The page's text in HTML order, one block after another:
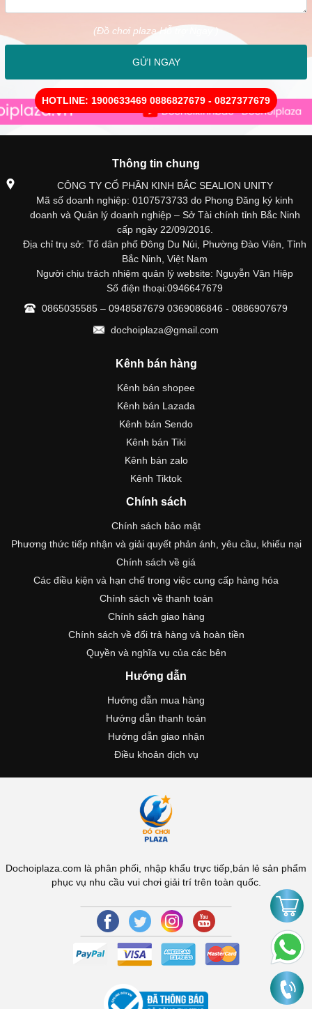
(Đồ chơi plaza Hỗ trợ Ngay )
GỬI NGAY
HOTLINE: 1900633469 0886827679 - 0827377679
Thông tin chung
CÔNG TY CỔ PHẦN KINH BẮC SEALION UNITY
Mã số doanh nghiệp: 0107573733 do Phong Đăng ký kinh
doanh và Quản lý doanh nghiệp – Sở Tài chính tỉnh Bắc Ninh
cấp ngày 22/09/2016.
Địa chỉ trụ sở: Tổ dân phố Đông Du Núi, Phường Đào Viên, Tỉnh
Bắc Ninh, Việt Nam
Người chịu trách nhiệm quản lý website: Nguyễn Văn Hiệp
Số điện thoại:0946647679
0865035585 – 0948587679 0369086846 - 0886907679
dochoiplaza@gmail.com
Kênh bán hàng
Kênh bán shopee
Kênh bán Lazada
Kênh bán Sendo
Kênh bán Tiki
Kênh bán zalo
Kênh Tiktok
Chính sách
Chính sách bảo mật
Phương thức tiếp nhận và giải quyết phản ánh, yêu cầu, khiếu nại
Chính sách về giá
Các điều kiện và hạn chế trong việc cung cấp hàng hóa
Chính sách về thanh toán
Chính sách giao hàng
Chính sách về đổi trả hàng và hoàn tiền
Quyền và nghĩa vụ của các bên
Hướng dẫn
Hướng dẫn mua hàng
Hướng dẫn thanh toán
Hướng dẫn giao nhận
Điều khoản dịch vụ
Dochoiplaza.com là phân phối, nhập khẩu trực tiếp,bán lẻ sản phẩm
phục vụ nhu cầu vui chơi giải trí trên toàn quốc.